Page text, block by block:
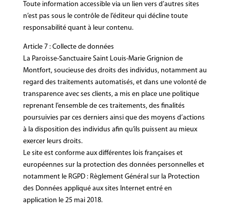
Toute information accessible via un lien vers d’autres sites
n’est pas sous le contrôle de l’éditeur qui décline toute
responsabilité quant à leur contenu.
Article 7 : Collecte de données
La Paroisse-Sanctuaire Saint Louis-Marie Grignion de
Montfort, soucieuse des droits des individus, notamment au
regard des traitements automatisés, et dans une volonté de
transparence avec ses clients, a mis en place une politique
reprenant l’ensemble de ces traitements, des finalités
poursuivies par ces derniers ainsi que des moyens d’actions
à la disposition des individus afin qu’ils puissent au mieux
exercer leurs droits.
Le site est conforme aux différentes lois françaises et
européennes sur la protection des données personnelles et
notamment le RGPD : Règlement Général sur la Protection
des Données appliqué aux sites Internet entré en
application le 25 mai 2018.